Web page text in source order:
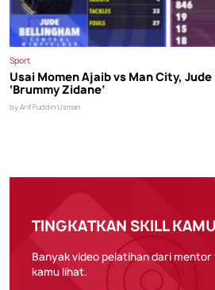
Sport
Usai Momen Ajaib vs Man City,
‘Brummy Zidane’
by Arif Fuddin Usman
TINGKATKAN SKILL KAMU
Banyak video pelatihan dari
kamu lihat.